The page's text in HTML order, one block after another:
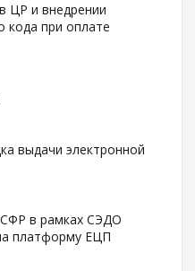
ЦР и внедрении
кода при оплате
выдачи электронной
в рамках СЭДО
платформу ЕЦП